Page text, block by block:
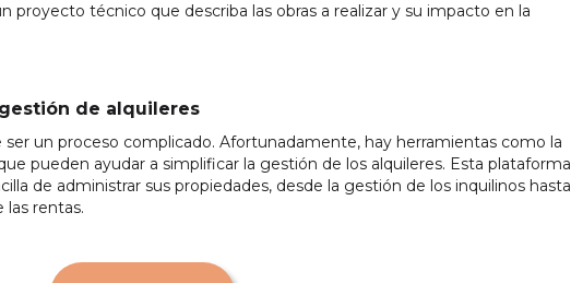
proyecto técnico que describa las obras a realizar y su impacto en la
de alquileres
ser un proceso complicado. Afortunadamente, hay herramientas como la
pueden ayudar a simplificar la gestión de los alquileres. Esta plataforma
de administrar sus propiedades, desde la gestión de los inquilinos hasta
rentas.